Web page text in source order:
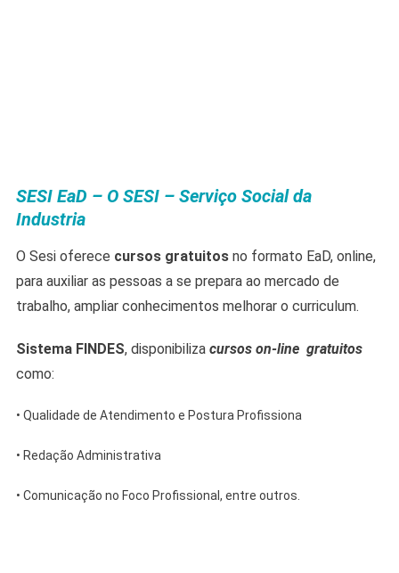
SESI EaD – O SESI – Serviço Social da
Industria
O Sesi oferece cursos gratuitosno formato EaD, online,
para auxiliar as pessoas a se prepara ao mercado de
trabalho, ampliar conhecimentos melhorar o curriculum.
Sistema FINDES, disponibiliza cursos on-line gratuitos
como:
• Qualidade de Atendimento e Postura Profissiona
• Redação Administrativa
• Comunicação no Foco Profissional, entre outros.